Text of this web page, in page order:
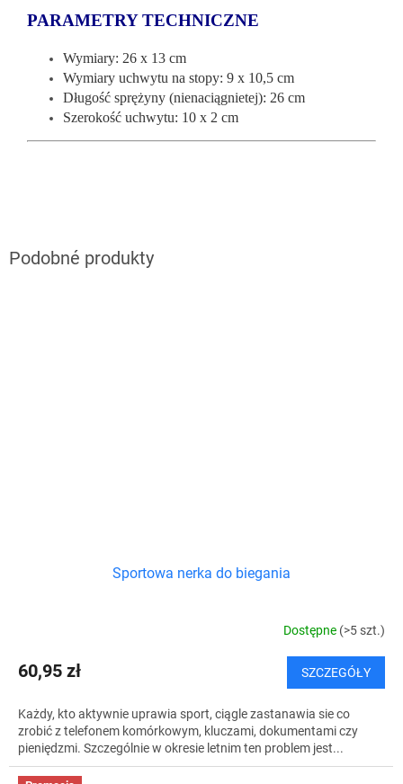
PARAMETRY TECHNICZNE
Wymiary: 26 x 13 cm
Wymiary uchwytu na stopy: 9 x 10,5 cm
Długość sprężyny (nienaciągnietej): 26 cm
Szerokość uchwytu: 10 x 2 cm
Sportowa nerka do biegania
Dostępne (>5 szt.)
60,95 zł SZCZEGÓŁY
Każdy, kto aktywnie uprawia sport, ciągle zastanawia sie co
zrobić z telefonem komórkowym, kluczami, dokumentami czy
pieniędzmi. Szczególnie w okresie letnim ten problem jest...